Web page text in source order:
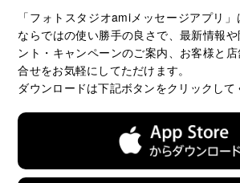
「フォトスタジオamiメッセージアプリ
ならではの使い勝手の良さで、最新情報
ント・キャンペーンのご案内、お客様と
合せをお気軽にしてただけます。
ダウンロードは下記ボタンをクリックして